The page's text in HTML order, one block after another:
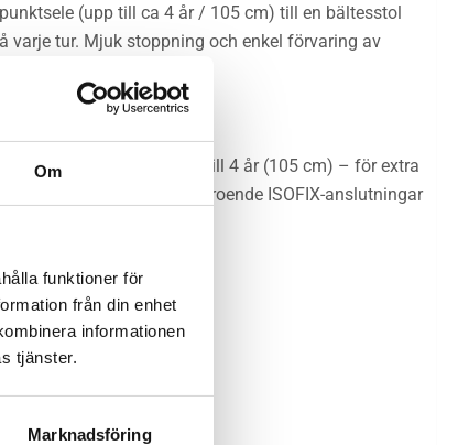
Om
funktioner för
från din enhet
informationen
tjänster.
Marknadsföring
(upp till ca 4 år / 105 cm) till en bältesstol
varje tur. Mjuk stoppning och enkel förvaring av
användning – upp till 4 år (105 cm) – för extra
Tack vare oberoende ISOFIX-anslutningar
steg på vägen.